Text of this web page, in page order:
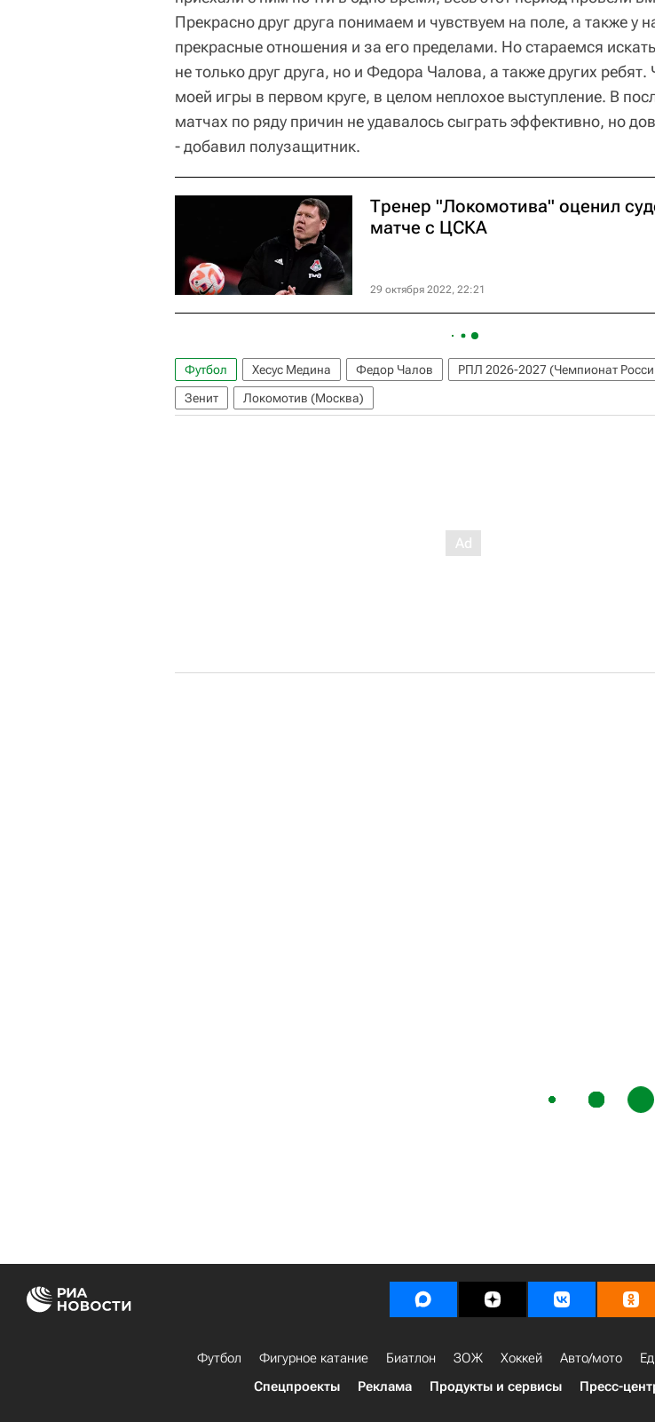
Прекрасно друг друга понимаем и чувствуем на поле, а также у
прекрасные отношения и за его пределами. Но стараемся
не только друг друга, но и Федора Чалова, а также других ребят.
моей игры в первом круге, в целом неплохое выступление. В
матчах по ряду причин не удавалось сыграть эффективно, но
- добавил полузащитник.
Тренер "Локомотива" оценил
матче с ЦСКА
29 октября 2022, 22:21
Футбол Хесус Медина Федор Чалов
РПЛ 2026-2027 (Чемпионат
Зенит
Локомотив (Москва)
Футбол Фигурное катание Биатлон ЗОЖ Хоккей Авто/мото
Спецпроекты
Реклама Продукты и сервисы Пресс-